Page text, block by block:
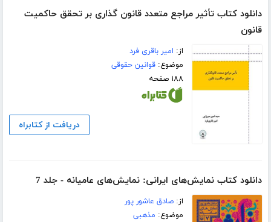
دانلود کتاب تأثیر مراجع متعدد قانون گذاری بر تحقق حاکمیت
قانون
از: امیر باقری فرد
موضوع:قوانین حقوقی
۱۸۸ صفحه
دریافت از کتابراه
دانلود کتاب نمایش‌های ایرانی: نمایش‌های عامیانه - جلد 7
از:صادق عاشور پور
موضوع: مذهبی